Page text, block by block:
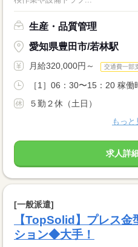
生産・品質管理
愛知県豊田市/若林駅
月給320,000円～ 交通費一部
［1］06：30〜15：20 稼働
５勤２休（土日）
もっと
求人詳
[一般派遣]
【TopSolid】プレス
ション◆大手！